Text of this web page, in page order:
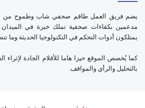
يضم فريق العمل طاقم صحفي شاب وطموح من
يمتلكون أدوات التحكم في التكنولوجيا الحديثة وما
كما يُخصص الموقع حيزا هاما للأقلام الجادة
بالتحليل والرأي والمواقف.